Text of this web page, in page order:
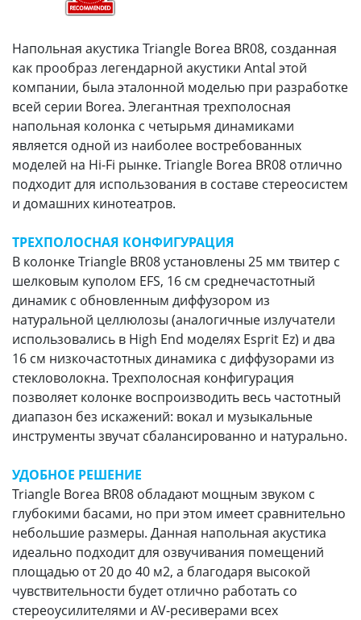
Напольная акустика Triangle Borea BR08, созданная
как прообраз легендарной акустики Antal этой
компании, была эталонной моделью при разработке
всей серии Borea. Элегантная трехполосная
напольная колонка с четырьмя динамиками
является одной из наиболее востребованных
моделей на Hi-Fi рынке. Triangle Borea BR08 отлично
подходит для использования в составе стереосистем
и домашних кинотеатров.
ТРЕХПОЛОСНАЯ КОНФИГУРАЦИЯ
В колонке Triangle BR08 установлены 25 мм твитер с
шелковым куполом EFS, 16 см среднечастотный
динамик с обновленным диффузором из
натуральной целлюлозы (аналогичные излучатели
использовались в High End моделях Esprit Ez) и два
16 см низкочастотных динамика с диффузорами из
стекловолокна. Трехполосная конфигурация
позволяет колонке воспроизводить весь частотный
диапазон без искажений: вокал и музыкальные
инструменты звучат сбалансированно и натурально.
УДОБНОЕ РЕШЕНИЕ
Triangle Borea BR08 обладают мощным звуком с
глубокими басами, но при этом имеет сравнительно
небольшие размеры. Данная напольная акустика
идеально подходит для озвучивания помещений
площадью от 20 до 40 м2, а благодаря высокой
чувствительности будет отлично работать со
стереоусилителями и AV-ресиверами всех